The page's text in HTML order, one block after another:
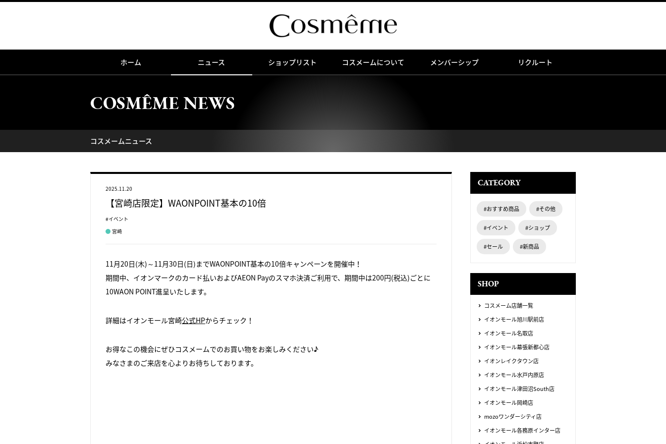
ホーム ニュース ショップリスト コスメームについて メンバーシップ リクルート
COSMÊME NEWS
コスメームニュース
2025.11.20
【宮崎店限定】WAONPOINT基本の10倍
#イベント
宮崎
11月20日(木)～11月30日(日)までWAONPOINT基本の10倍キャンペーンを開催中！
期間中、イオンマークのカード払いおよびAEON Payのスマホ決済ご利用で、期間中は200円(税込)ごとに
10WAON POINT進呈いたします。
詳細はイオンモール宮崎公式HPからチェック！
お得なこの機会にぜひコスメームでのお買い物をお楽しみください♪
みなさまのご来店を心よりお待ちしております。
CATEGORY
#おすすめ商品 #その他
#イベント #ショップ
#セール #新商品
SHOP
コスメーム店舗一覧
イオンモール旭川駅前店
イオンモール名取店
イオンモール幕張新都心店
イオンレイクタウン店
イオンモール水戸内原店
イオンモール津田沼South店
イオンモール岡崎店
mozoワンダーシティ店
イオンモール各務原インター店